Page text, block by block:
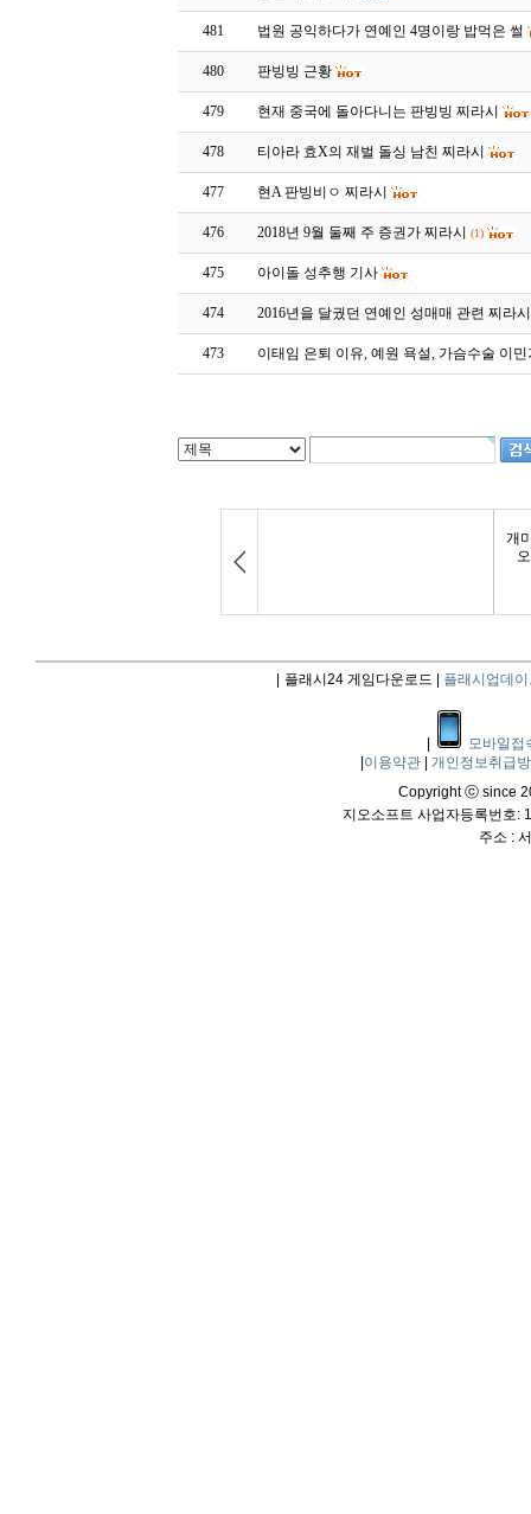
481 법원 공익하다가 연예인 4명이랑 밥먹은 썰
480 판빙빙 근황
479 현재 중국에 돌아다니는 판빙빙 찌라시
478 티아라 효X의 재벌 돌싱 남친 찌라시
477 현A 판빙비ㅇ 찌라시
476 2018년 9월 둘째 주 증권가 찌라시 (1)
475 아이돌 성추행 기사
474 2016년을 달궜던 연예인 성매매 관련 찌라시
473 이태임 은퇴 이유, 예원 욕설, 가슴수술 이
플래시24 게임다운로드 | 플래시업데이
모바일접
이용약관
개인정보취급
Copyright ⓒ since
지오소프트 사업자등록번호:
주소 :